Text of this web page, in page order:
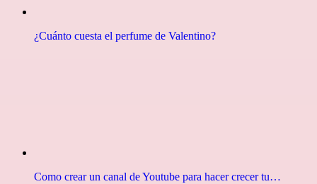
¿Cuánto cuesta el perfume de Valentino?
Como crear un canal de Youtube para hacer crecer tu…